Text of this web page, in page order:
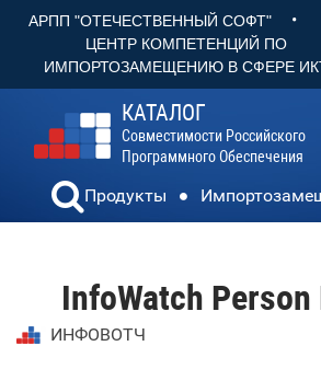
АРПП "ОТЕЧЕСТВЕННЫЙ СОФТ" •
ЦЕНТР КОМПЕТЕНЦИЙ ПО
ИМПОРТОЗАМЕЩЕНИЮ В СФЕРЕ
КАТАЛОГ
Совместимости Российского
Программного Обеспечения
Продукты
InfoWatch
ИНФОВОТЧ